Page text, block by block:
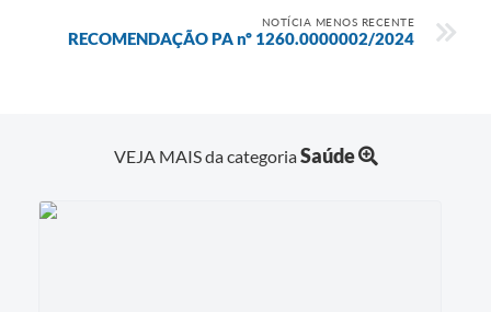
NOTÍCIA MENOS RECENTE
RECOMENDAÇÃO PA nº 1260.0000002/2024
VEJA MAIS da categoriaSaúde